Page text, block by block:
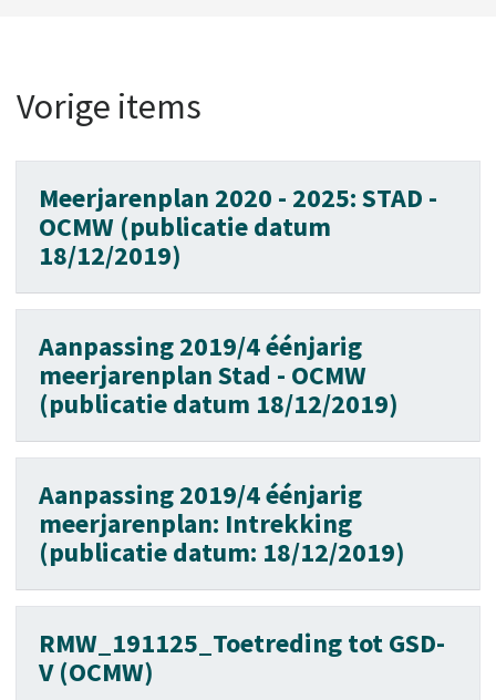
Vorige items
Meerjarenplan 2020 - 2025: STAD -
OCMW (publicatie datum
18/12/2019)
Aanpassing 2019/4 éénjarig
meerjarenplan Stad - OCMW
(publicatie datum 18/12/2019)
Aanpassing 2019/4 éénjarig
meerjarenplan: Intrekking
(publicatie datum: 18/12/2019)
RMW_191125_Toetreding tot GSD-
V (OCMW)